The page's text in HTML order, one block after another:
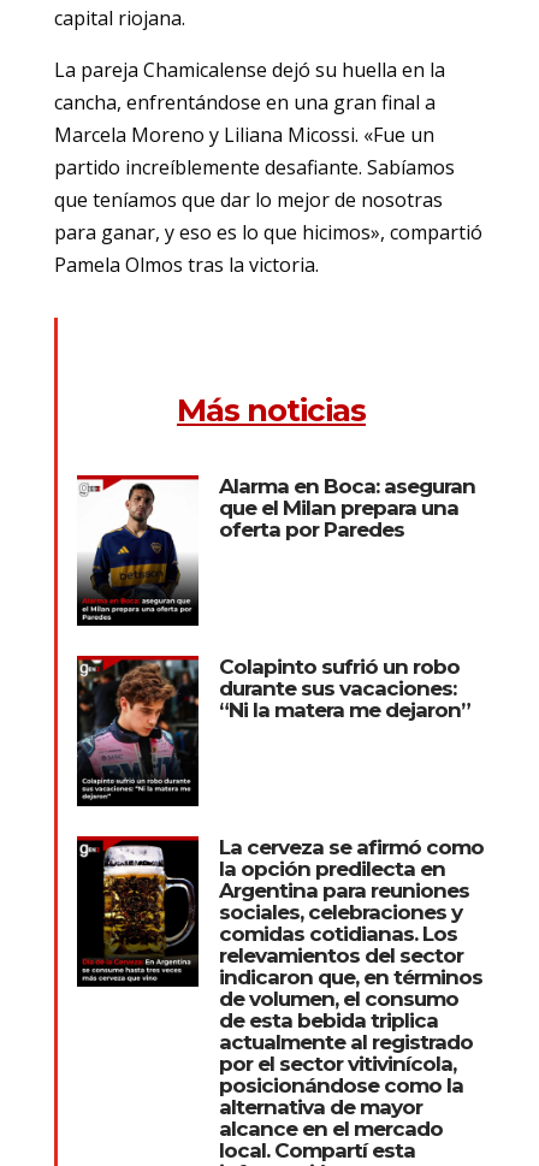
capital riojana.
La pareja Chamicalense dejó su huella en la
cancha, enfrentándose en una gran final a
Marcela Moreno y Liliana Micossi. «Fue un
partido increíblemente desafiante. Sabíamos
que teníamos que dar lo mejor de nosotras
para ganar, y eso es lo que hicimos», compartió
Pamela Olmos tras la victoria.
Más noticias
Alarma en Boca: aseguran
que el Milan prepara una
oferta por Paredes
Colapinto sufrió un robo
durante sus vacaciones:
“Ni la matera me dejaron”
La cerveza se afirmó como
la opción predilecta en
Argentina para reuniones
sociales, celebraciones y
comidas cotidianas. Los
relevamientos del sector
indicaron que, en términos
de volumen, el consumo
de esta bebida triplica
actualmente al registrado
por el sector vitivinícola,
posicionándose como la
alternativa de mayor
alcance en el mercado
local. Compartí esta